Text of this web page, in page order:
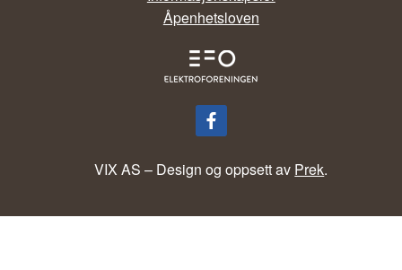
Åpenhetsloven
VIX AS – Design og oppsett av Prek.